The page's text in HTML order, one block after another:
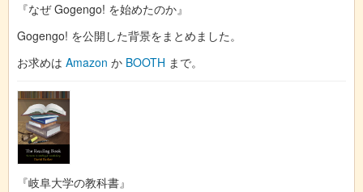
『なぜ Gogengo! を始めたのか』
Gogengo! を公開した背景をまとめました。
お求めは Amazon か BOOTH まで。
『岐阜大学の教科書』